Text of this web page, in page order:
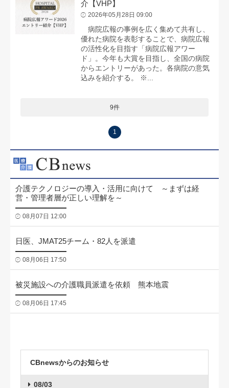
介【VHP】
2026年05月28日 09:00
病院広報の事例を広く集めて共有し、
優れた病院を表彰することで、病院広報
の活性化を目指す「病院広報アワー
ド」。今年も大賞を目指し、全国の病院
からエントリーがあった。各病院の意気
込みを紹介する。 ※...
9件
1
介護テクノロジーの導入・活用に向けて ～まずは経
営・管理者層が正しい理解を～
08月07日 12:00
日医、JMAT25チーム・82人を派遣
08月06日 17:50
被災施設への介護職員派遣を依頼 熊本地震
08月06日 17:45
CBnewsからのお知らせ
08/03